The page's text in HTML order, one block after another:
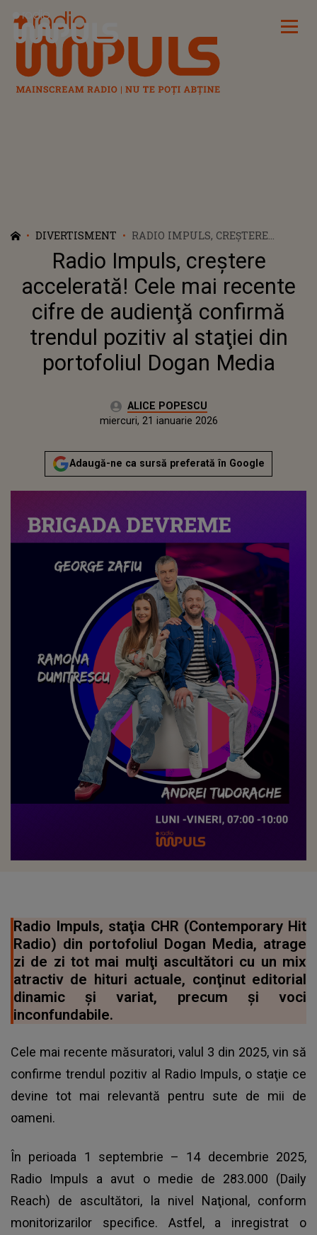
Radio Impuls
DIVERTISMENT
RADIO IMPULS, CREŞTERE
ACCELERATĂ! CELE MAI RECENTE
CIFRE DE AUDIENŢĂ CONFIRMĂ
TRENDUL POZITIV AL STAŢIEI
DIN PORTOFOLIUL DOGAN
MEDIA
Radio Impuls, creştere
accelerată! Cele mai recente
cifre de audienţă confirmă
trendul pozitiv al staţiei din
portofoliul Dogan Media
Autor:ALICE POPESCU
miercuri, 21 ianuarie 2026
Actualizat:
miercuri, 21 ianuarie 2026
Adaugă-ne ca sursă preferată în Google
Radio Impuls, staţia CHR (Contemporary Hit
Radio) din portofoliul Dogan Media, atrage
zi de zi tot mai mulţi ascultători cu un mix
atractiv de hituri actuale, conţinut editorial
dinamic şi variat, precum şi voci
inconfundabile.
Cele mai recente măsuratori, valul 3 din 2025, vin să
confirme trendul pozitiv al Radio Impuls, o staţie ce
devine tot mai relevantă pentru sute de mii de
oameni.
În perioada 1 septembrie – 14 decembrie 2025,
Radio Impuls a avut o medie de 283.000 (Daily
Reach) de ascultători, la nivel Naţional, conform
monitorizarilor specifice. Astfel, a inregistrat o